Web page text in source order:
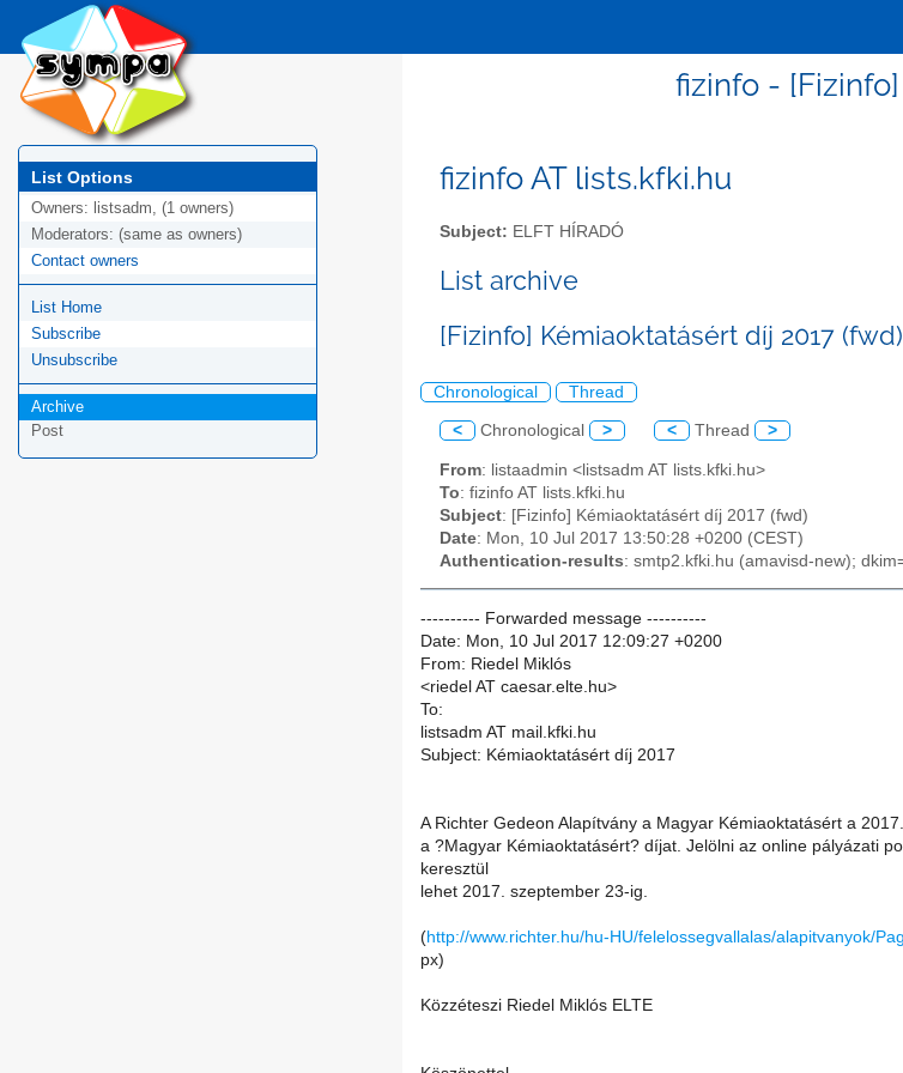
fizinfo -
List Options
Owners: listsadm, (1 owners)
Moderators: (same as owners)
Contact owners
List Home
Subscribe
Unsubscribe
Archive
Post
fizinfo AT lists.kfki.hu
Subject: ELFT HÍRADÓ
List archive
[Fizinfo] Kémiaoktatásért díj 2017 (fwd)
Chronological Thread
< Chronological > < Thread >
From: listaadmin <listsadm AT lists.kfki.hu>
To: fizinfo AT lists.kfki.hu
Subject: [Fizinfo] Kémiaoktatásért díj 2017 (fwd)
Date: Mon, 10 Jul 2017 13:50:28 +0200 (CEST)
Authentication-results: smtp2.kfki.hu (amavisd-new);
---------- Forwarded message ----------
Date: Mon, 10 Jul 2017 12:09:27 +0200
From: Riedel Miklós
<riedel AT caesar.elte.hu>
To:
listsadm AT mail.kfki.hu
Subject: Kémiaoktatásért díj 2017
A Richter Gedeon Alapítvány a Magyar Kémiaoktatásért a
a ?Magyar Kémiaoktatásért? díjat. Jelölni az online pályázati
keresztül
lehet 2017. szeptember 23-ig.
(http://www.richter.hu/hu-HU/felelossegvallalas/alapitvanyok/
px)
Közzéteszi Riedel Miklós ELTE